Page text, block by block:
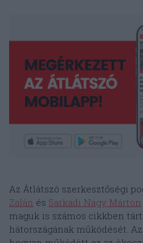
Az Átlátszó szerkesztőségi
Zalán és Sarkadi Nagy Márton
maguk is számos cikkben
hátországának működését.